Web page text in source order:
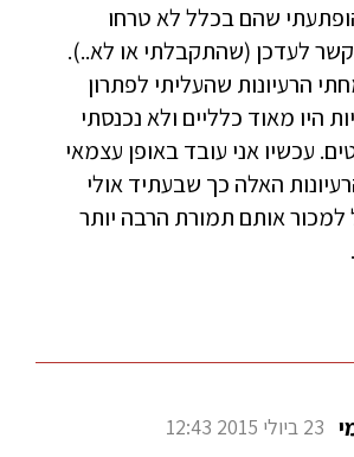
שהם בכלל לא טרחו
לעדכן (שהתקבלתי או לא..).
הרעיונות שהעליתי לפתרון
היו מאוד כלליים ולא נכנסתי
עכשיו אני עובד באופן עצמאי
האלה כך שבעתיד אולי
למכור אותם תמורת הרבה יותר
23 ביולי 2015 12:43